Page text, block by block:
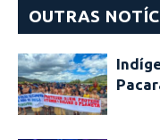
OUTRAS